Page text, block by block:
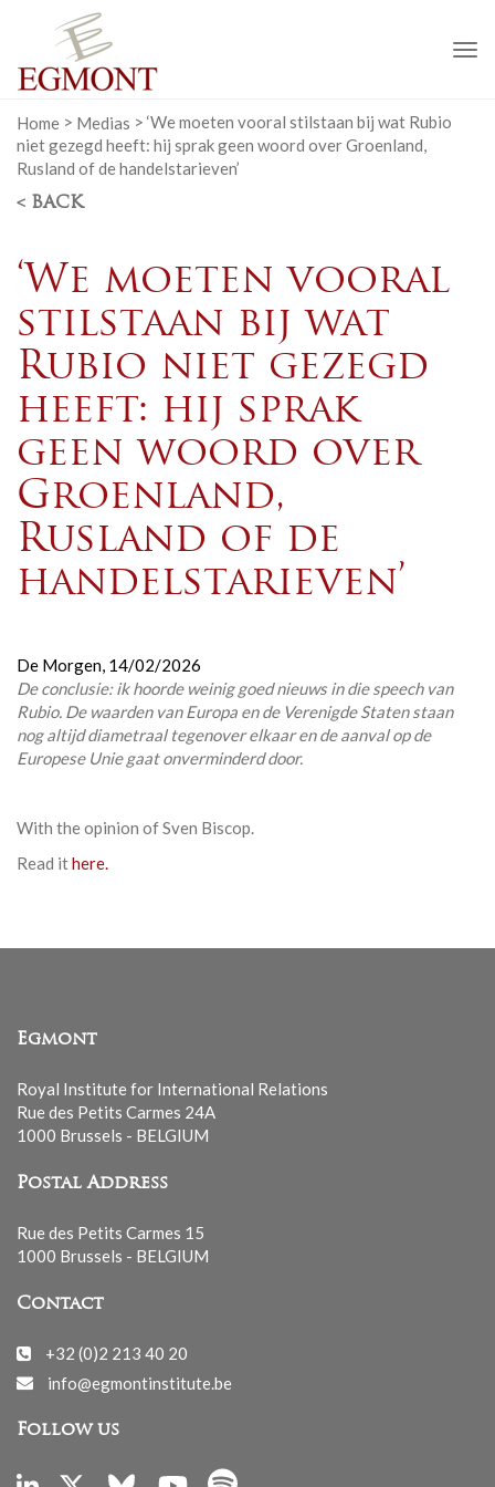
Home > Medias > ‘We moeten vooral stilstaan bij wat Rubio
niet gezegd heeft: hij sprak geen woord over Groenland,
Rusland of de handelstarieven’
< BACK
‘We moeten vooral
stilstaan bij wat
Rubio niet gezegd
heeft: hij sprak
geen woord over
Groenland,
Rusland of de
handelstarieven’
De Morgen, 14/02/2026
De conclusie: ik hoorde weinig goed nieuws in die speech van
Rubio. De waarden van Europa en de Verenigde Staten staan
nog altijd diametraal tegenover elkaar en de aanval op de
Europese Unie gaat onverminderd door.
With the opinion of Sven Biscop.
Read ithere.
Egmont
Royal Institute for International Relations
Rue des Petits Carmes 24A
1000 Brussels - BELGIUM
Postal Address
Rue des Petits Carmes 15
1000 Brussels - BELGIUM
Contact
+32 (0)2 213 40 20
info@egmontinstitute.be
Follow us